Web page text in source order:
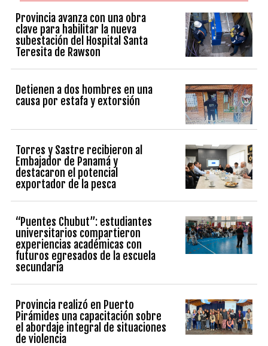
Provincia avanza con una obra
clave para habilitar la nueva
subestación del Hospital Santa
Teresita de Rawson
Detienen a dos hombres en una
causa por estafa y extorsión
Torres y Sastre recibieron al
Embajador de Panamá y
destacaron el potencial
exportador de la pesca
“Puentes Chubut”: estudiantes
universitarios compartieron
experiencias académicas con
futuros egresados de la escuela
secundaria
Provincia realizó en Puerto
Pirámides una capacitación sobre
el abordaje integral de situaciones
de violencia